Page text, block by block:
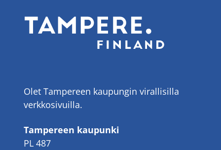
Olet Tampereen kaupungin virallisilla
verkkosivuilla.
Tampereen kaupunki
PL 487